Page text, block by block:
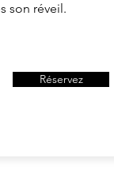
Réservez
son réveil.